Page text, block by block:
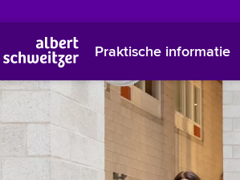
Praktische informatie